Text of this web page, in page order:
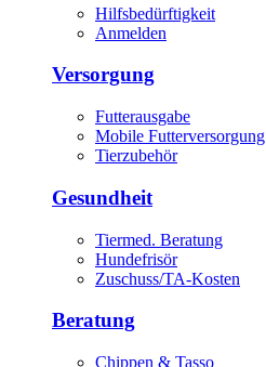
Hilfsbedürftigkeit
Anmelden
Versorgung
Futterausgabe
Mobile Futterversorgung
Tierzubehör
Gesundheit
Tiermed. Beratung
Hundefrisör
Zuschuss/TA-Kosten
Beratung
Chippen & Tasso